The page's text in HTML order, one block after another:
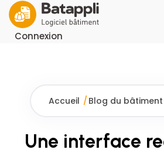
Connexion
Accueil / Blog du bâtiment
Une interface